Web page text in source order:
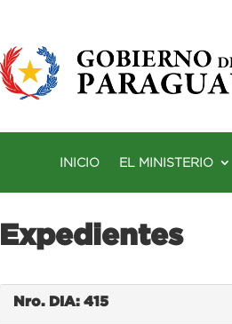
INICIO EL MINISTERIO
Expedientes
Nro. DIA: 415